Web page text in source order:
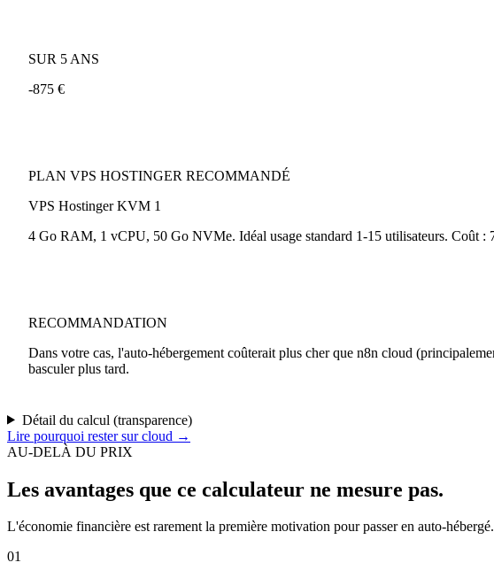
SUR 5 ANS
-875 €
PLAN VPS HOSTINGER RECOMMANDÉ
VPS Hostinger KVM 1
4 Go RAM, 1 vCPU, 50 Go NVMe. Idéal usage standard 1-15 utilisateurs. Coût :
RECOMMANDATION
Dans votre cas, l'auto-hébergement coûterait plus cher que n8n cloud
basculer plus tard.
Détail du calcul (transparence)
Lire pourquoi rester sur cloud →
AU-DELÀ DU PRIX
Les avantages que ce calculateur ne mesure pas.
L'économie financière est rarement la première motivation pour passer en auto-
01